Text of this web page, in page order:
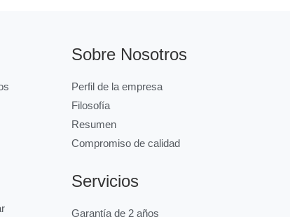
Sobre Nosotros
Perfil de la empresa
Filosofía
Resumen
Compromiso de calidad
Servicios
Garantía de 2 años